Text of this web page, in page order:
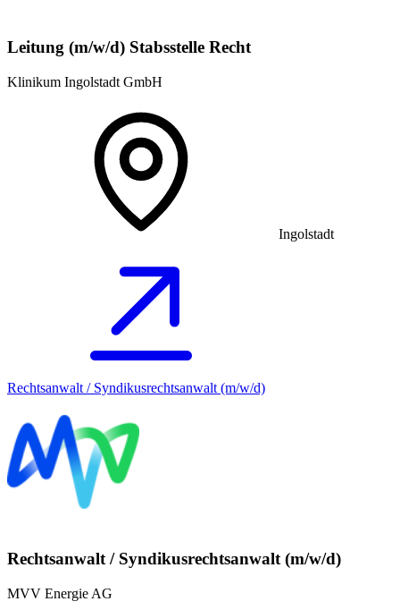
Leitung (m/w/d) Stabsstelle Recht
Klinikum Ingolstadt GmbH
Ingolstadt
Rechtsanwalt / Syndikusrechtsanwalt (m/w/d)
Rechtsanwalt / Syndikusrechtsanwalt (m/w/d)
MVV Energie AG